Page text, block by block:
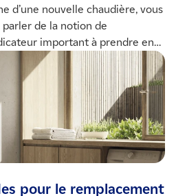
d’une nouvelle chaudière, vous
de la notion de
important à prendre en
nouvel appareil.
pour le remplacement